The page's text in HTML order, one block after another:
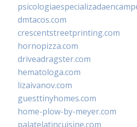
dmtacos.com
crescentstreetprinting.com
hornopizza.com
driveadragster.com
hematologa.com
lizaivanov.com
guesttinyhomes.com
home-plow-by-meyer.com
palatelatincuisine.com